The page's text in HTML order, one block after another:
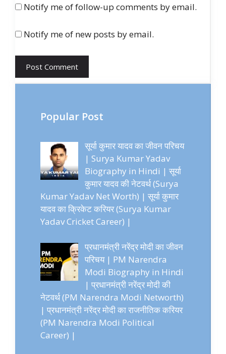
Notify me of follow-up comments by email.
Notify me of new posts by email.
Popular Post
सूर्या कुमार यादव का जीवन परिचय
| Surya Kumar Yadav
Biography in Hindi | सूर्या
कुमार यादव की नेटवर्थ (Surya
Kumar Yadav Net Worth) | सूर्या कुमार
यादव का क्रिकेट करियर (Surya Kumar
Yadav Cricket Career) |
प्रधानमंत्री नरेंद्र मोदी का जीवन
परिचय | PM Narendra
Modi Biography in Hindi
| प्रधानमंत्री नरेंद्र मोदी की
नेटवर्थ (PM Narendra Modi Networth)
| प्रधानमंत्री नरेंद्र मोदी का राजनीतिक करियर
(PM Narendra Modi Political
Career) |